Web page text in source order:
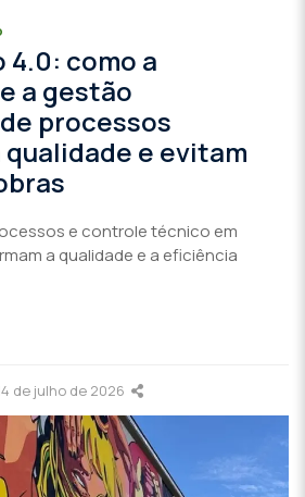
como a
a gestão
processos
e evitam
e controle técnico em
a qualidade e a eficiência
de julho de 2026